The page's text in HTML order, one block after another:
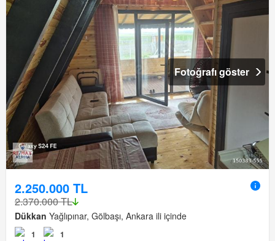
Fotoğrafı göster
2.250.000 TL
2.370.000 TL
Dükkan Yağlıpınar, Gölbaşı, Ankara ili içinde
1
1